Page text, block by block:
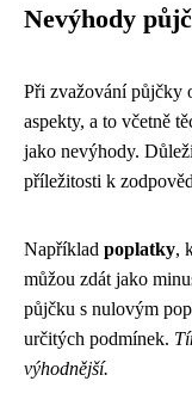
Nevýhody
Při zvažování půjčky
aspekty, a to včetně
jako nevýhody.
příležitosti k
Například poplatky,
můžou zdát jako
půjčku s nulovým
určitých podmínek.
výhodnější.